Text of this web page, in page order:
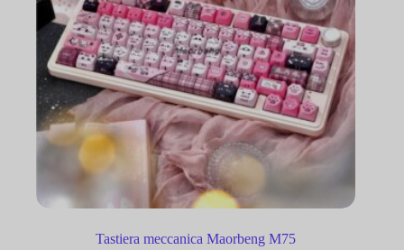
Tastiera meccanica Maorbeng M75